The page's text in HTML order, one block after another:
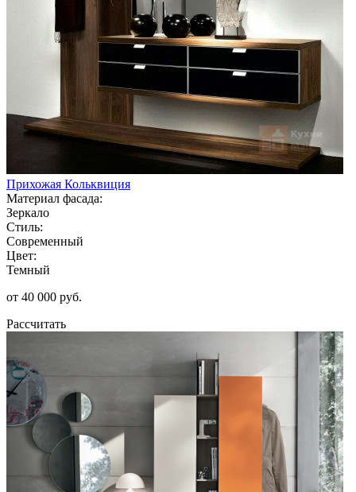
Прихожая Кольквиция
Материал фасада:
Зеркало
Стиль:
Современный
Цвет:
Темный
от 40 000 руб.
Рассчитать